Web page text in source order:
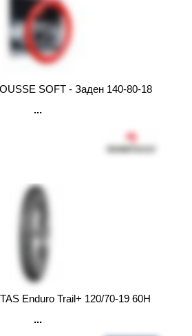
SOFT - Заден 140-80-18
Enduro Trail+ 120/70-19 60H